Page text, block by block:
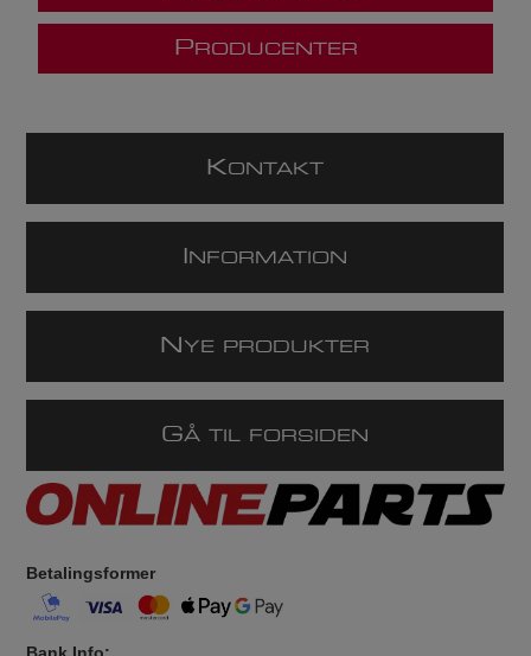
P RODUCENTER
KONTAKT
NFORMATION
N YE PRODUKTER
GÅ TIL FORSIDEN
Betalingsformer
Bank Info: